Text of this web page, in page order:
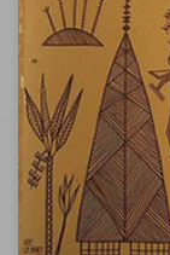
Fiche élaborée
vous approprier
des capacités et
élèves que ce plan
chaque jour pour